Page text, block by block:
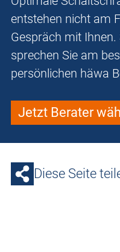
entstehen nicht am
Gespräch mit Ihnen.
sprechen Sie am
persönlichen häwa
Jetzt Berater
Diese Seite